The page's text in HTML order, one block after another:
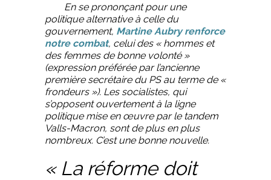
En se prononçant pour une
politique alternative à celle du
gouvernement, Martine Aubry renforce
notre combat, celui des « hommes et
des femmes de bonne volonté »
(expression préférée par l’ancienne
première secrétaire du PS au terme de «
frondeurs »). Les socialistes, qui
s’opposent ouvertement à la ligne
politique mise en œuvre par le tandem
Valls-Macron, sont de plus en plus
nombreux. C’est une bonne nouvelle.
« La réforme doit